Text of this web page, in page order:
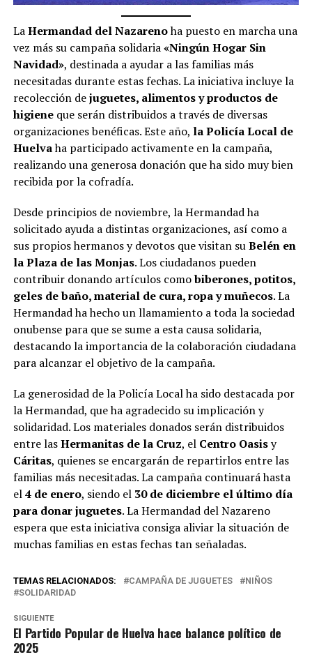
LaHermandad del Nazarenoha puesto en marcha una
vez más su campaña solidaria«Ningún Hogar Sin
Navidad», destinada a ayudar a las familias más
necesitadas durante estas fechas. La iniciativa incluye la
recolección dejuguetes, alimentos y productos de
higieneque serán distribuidos a través de diversas
organizaciones benéficas. Este año, la Policía Local de
Huelvaha participado activamente en la campaña,
realizando una generosa donación que ha sido muy bien
recibida por la cofradía.
Desde principios de noviembre, la Hermandad ha
solicitado ayuda a distintas organizaciones, así como a
sus propios hermanos y devotos que visitan suBelén en
la Plaza de las Monjas. Los ciudadanos pueden
contribuir donando artículos comobiberones, potitos,
geles de baño, material de cura, ropa y muñecos. La
Hermandad ha hecho un llamamiento a toda la sociedad
onubense para que se sume a esta causa solidaria,
destacando la importancia de la colaboración ciudadana
para alcanzar el objetivo de la campaña.
La generosidad de la Policía Local ha sido destacada por
la Hermandad, que ha agradecido su implicación y
solidaridad. Los materiales donados serán distribuidos
entre lasHermanitas de la Cruz, el Centro Oasisy
Cáritas, quienes se encargarán de repartirlos entre las
familias más necesitadas. La campaña continuará hasta
el4 de enero, siendo el 30 de diciembre el último día
para donar juguetes. La Hermandad del Nazareno
espera que esta iniciativa consiga aliviar la situación de
muchas familias en estas fechas tan señaladas.
TEMAS RELACIONADOS: CAMPAÑA DE JUGUETES
NIÑOS
SOLIDARIDAD
SIGUIENTE
El Partido Popular de Huelva hace balance político de
2025